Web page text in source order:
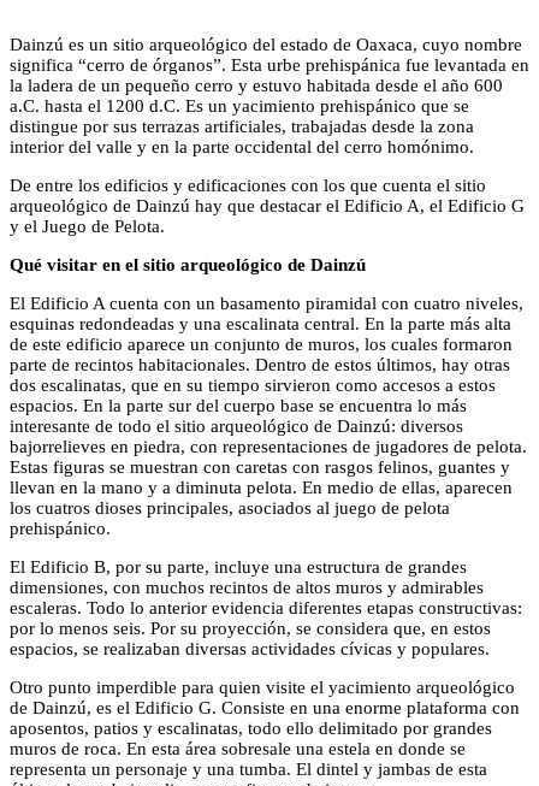
Dainzú es un sitio arqueológico del estado de Oaxaca, cuyo nombre
significa “cerro de órganos”. Esta urbe prehispánica fue levantada en
la ladera de un pequeño cerro y estuvo habitada desde el año 600
a.C. hasta el 1200 d.C. Es un yacimiento prehispánico que se
distingue por sus terrazas artificiales, trabajadas desde la zona
interior del valle y en la parte occidental del cerro homónimo.
De entre los edificios y edificaciones con los que cuenta el sitio
arqueológico de Dainzú hay que destacar el Edificio A, el Edificio G
y el Juego de Pelota.
Qué visitar en el sitio arqueológico de Dainzú
El Edificio A cuenta con un basamento piramidal con cuatro niveles,
esquinas redondeadas y una escalinata central. En la parte más alta
de este edificio aparece un conjunto de muros, los cuales formaron
parte de recintos habitacionales. Dentro de estos últimos, hay otras
dos escalinatas, que en su tiempo sirvieron como accesos a estos
espacios. En la parte sur del cuerpo base se encuentra lo más
interesante de todo el sitio arqueológico de Dainzú: diversos
bajorrelieves en piedra, con representaciones de jugadores de pelota.
Estas figuras se muestran con caretas con rasgos felinos, guantes y
llevan en la mano y a diminuta pelota. En medio de ellas, aparecen
los cuatros dioses principales, asociados al juego de pelota
prehispánico.
El Edificio B, por su parte, incluye una estructura de grandes
dimensiones, con muchos recintos de altos muros y admirables
escaleras. Todo lo anterior evidencia diferentes etapas constructivas:
por lo menos seis. Por su proyección, se considera que, en estos
espacios, se realizaban diversas actividades cívicas y populares.
Otro punto imperdible para quien visite el yacimiento arqueológico
de Dainzú, es el Edificio G. Consiste en una enorme plataforma con
aposentos, patios y escalinatas, todo ello delimitado por grandes
muros de roca. En esta área sobresale una estela en donde se
representa un personaje y una tumba. El dintel y jambas de esta